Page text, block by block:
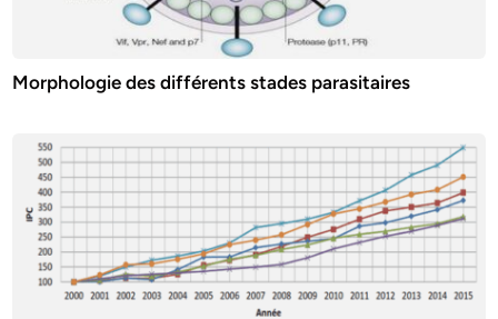
Morphologie des différents stades parasitaires